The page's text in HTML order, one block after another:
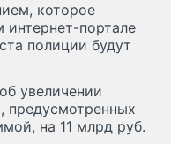
которое
портале
полиции будут
увеличении
предусмотренных
на 11 млрд руб.